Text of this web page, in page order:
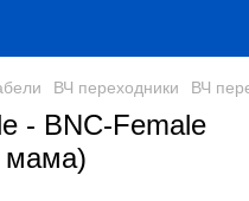
ВЧ переходники ВЧ
- BNC-Female
мама)